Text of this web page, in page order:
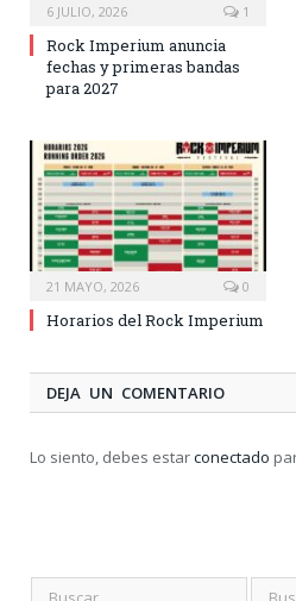
6 JULIO, 2026 1
Rock Imperium anuncia
fechas y primeras bandas
para 2027
21 MAYO, 2026 0
Horarios del Rock Imperium
DEJA UN COMENTARIO
Lo siento, debes estarconectado